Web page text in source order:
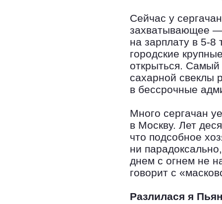
Сейчас у
захватывающее —
на зарплату в 5-8
городские
открыться. Самый
сахарной свеклы
в бессрочные
Много сергачан
в Москву. Лет
что подсобное
ни
днем с огнем не
говорит с
Разлилася я